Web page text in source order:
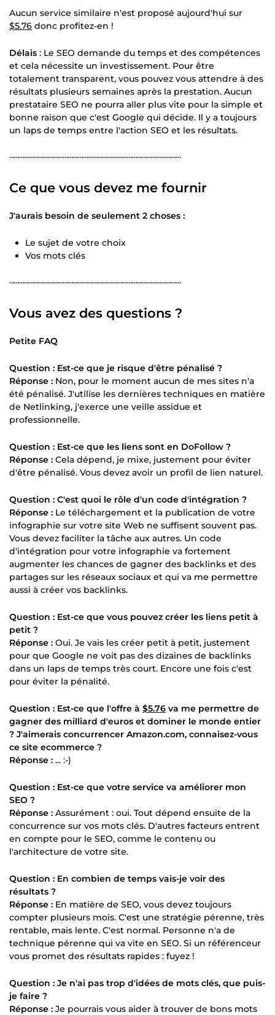
Aucun service similaire n'est proposé aujourd'hui sur
$5.76 donc profitez-en !
Délais : Le SEO demande du temps et des compétences
et cela nécessite un investissement. Pour être
totalement transparent, vous pouvez vous attendre à des
résultats plusieurs semaines après la prestation. Aucun
prestataire SEO ne pourra aller plus vite pour la simple et
bonne raison que c'est Google qui décide. Il y a toujours
un laps de temps entre l'action SEO et les résultats.
┄┄┄┄┄┄┄┄┄┄┄┄┄┄┄┄┄┄┄┄┄┄┄┄┄┄┄┄┄┄┄┄┄┄┄
Ce que vous devez me fournir
J'aurais besoin de seulement 2 choses :
Le sujet de votre choix
Vos mots clés
┄┄┄┄┄┄┄┄┄┄┄┄┄┄┄┄┄┄┄┄┄┄┄┄┄┄┄┄┄┄┄┄┄┄┄
Vous avez des questions ?
Petite FAQ
Question : Est-ce que je risque d'être pénalisé ?
Réponse : Non, pour le moment aucun de mes sites n'a
été pénalisé. J'utilise les dernières techniques en matière
de Netlinking, j'exerce une veille assidue et
professionnelle.
Question : Est-ce que les liens sont en DoFollow ?
Réponse : Cela dépend, je mixe, justement pour éviter
d'être pénalisé. Vous devez avoir un profil de lien naturel.
Question : C'est quoi le rôle d'un code d'intégration ?
Réponse : Le téléchargement et la publication de votre
infographie sur votre site Web ne suffisent souvent pas.
Vous devez faciliter la tâche aux autres. Un code
d'intégration pour votre infographie va fortement
augmenter les chances de gagner des backlinks et des
partages sur les réseaux sociaux et qui va me permettre
aussi à créer vos backlinks.
Question : Est-ce que vous pouvez créer les liens petit à
petit ?
Réponse : Oui. Je vais les créer petit à petit, justement
pour que Google ne voit pas des dizaines de backlinks
dans un laps de temps très court. Encore une fois c'est
pour éviter la pénalité.
Question : Est-ce que l'offre à $5.76 va me permettre de
gagner des milliard d'euros et dominer le monde entier
? J'aimerais concurrencer Amazon.com, connaisez-vous
ce site ecommerce ?
Réponse : ... :-)
Question : Est-ce que votre service va améliorer mon
SEO ?
Réponse : Assurément : oui. Tout dépend ensuite de la
concurrence sur vos mots clés. D'autres facteurs entrent
en compte pour le SEO, comme le contenu ou
l'architecture de votre site.
Question : En combien de temps vais-je voir des
résultats ?
Réponse : En matière de SEO, vous devez toujours
compter plusieurs mois. C'est une stratégie pérenne, très
rentable, mais lente. C'est normal. Personne n'a de
technique pérenne qui va vite en SEO. Si un référenceur
vous promet des résultats rapides : fuyez !
Question : Je n'ai pas trop d'idées de mots clés, que puis-
je faire ?
Réponse : Je pourrais vous aider à trouver de bons mots